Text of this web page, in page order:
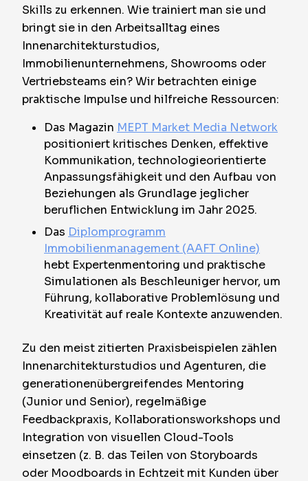
Skills zu erkennen. Wie trainiert man sie und
bringt sie in den Arbeitsalltag eines
Innenarchitekturstudios,
Immobilienunternehmens, Showrooms oder
Vertriebsteams ein? Wir betrachten einige
praktische Impulse und hilfreiche Ressourcen:
Das Magazin MEPT Market Media Network
positioniert kritisches Denken, effektive
Kommunikation, technologieorientierte
Anpassungsfähigkeit und den Aufbau von
Beziehungen als Grundlage jeglicher
beruflichen Entwicklung im Jahr 2025.
Das Diplomprogramm
Immobilienmanagement (AAFT Online)
hebt Expertenmentoring und praktische
Simulationen als Beschleuniger hervor, um
Führung, kollaborative Problemlösung und
Kreativität auf reale Kontexte anzuwenden.
Zu den meist zitierten Praxisbeispielen zählen
Innenarchitekturstudios und Agenturen, die
generationenübergreifendes Mentoring
(Junior und Senior), regelmäßige
Feedbackpraxis, Kollaborationsworkshops und
Integration von visuellen Cloud-Tools
einsetzen (z. B. das Teilen von Storyboards
oder Moodboards in Echtzeit mit Kunden über